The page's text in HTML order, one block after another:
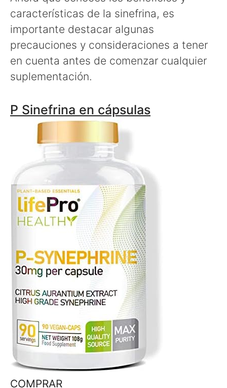
características de la sinefrina, es
importante destacar algunas
precauciones y consideraciones a tener
en cuenta antes de comenzar cualquier
suplementación.
P Sinefrina en cápsulas
COMPRAR